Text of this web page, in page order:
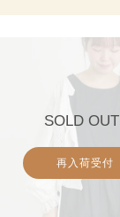
SOLD OUT
再入荷受付